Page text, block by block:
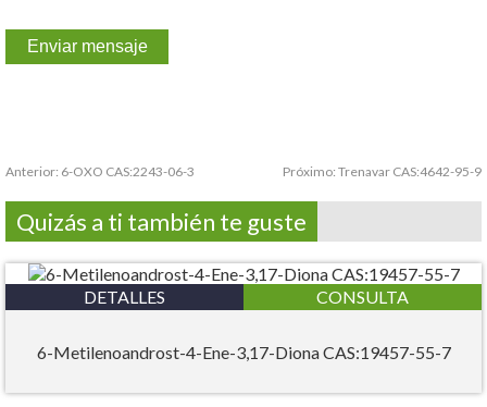
Anterior: 6-OXO CAS:2243-06-3 Próximo: Trenavar CAS:4642-95-9
Quizás a ti también te guste
DETALLES CONSULTA
6-Metilenoandrost-4-Ene-3,17-Diona CAS:19457-55-7